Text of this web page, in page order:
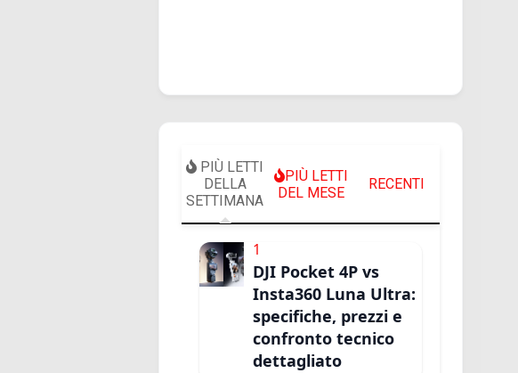
PIÙ LETTI
DELLA
SETTIMANA
PIÙ LETTI
DEL MESE
RECENTI
1
DJI Pocket 4P vs
Insta360 Luna Ultra:
specifiche, prezzi e
confronto tecnico
dettagliato